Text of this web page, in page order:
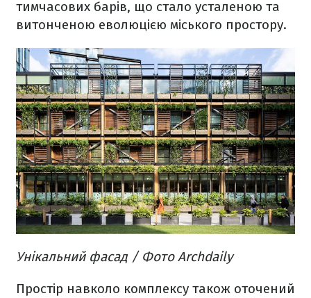
тимчасових барів, що стало усталеною та
витонченою еволюцією міського простору.
Унікальний фасад / Фото Archdaily
Простір навколо комплексу також оточений